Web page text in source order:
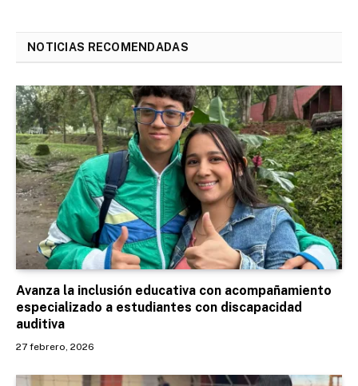
NOTICIAS RECOMENDADAS
Avanza la inclusión educativa con acompañamiento
especializado a estudiantes con discapacidad
auditiva
27 febrero, 2026